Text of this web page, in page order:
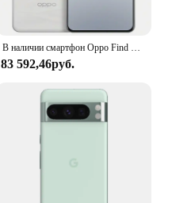
В наличии смартфон Oppo Find X8 Pro, 80 Вт, суперзарядка, 5970 мАч, аккумулятор 6,78 дюйма, AMOLED, 120 Гц, 50,0 МП, размер 9400, Android, 15,0
83 592,46руб.